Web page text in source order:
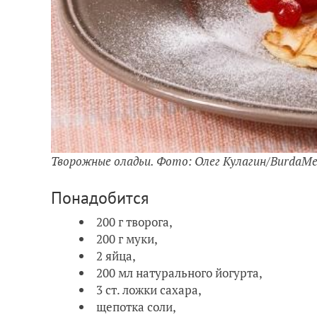
Творожные оладьи. Фото: Олег Кулагин/
Понадобится
200 г творога,
200 г муки,
2 яйца,
200 мл натурального йогурта,
3 ст. ложки сахара,
щепотка соли,